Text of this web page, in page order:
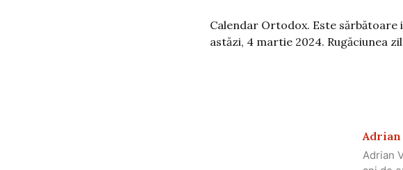
Calendar Ortodox. Este
astăzi, 4 martie 2024. Rugăciunea
Adrian
Adrian